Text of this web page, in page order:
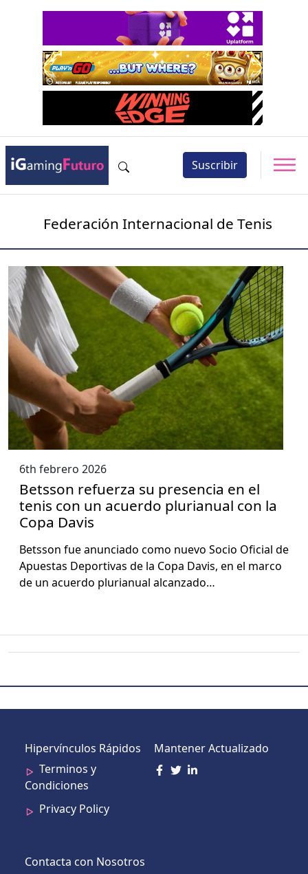
Suscribir
Federación Internacional de Tenis
6th febrero 2026
Betsson refuerza su presencia en el
tenis con un acuerdo plurianual con la
Copa Davis
Bets­son fue anun­ci­a­do como nue­vo Socio Ofi­cial de
Apues­tas Deporti­vas de la Copa Davis, en el mar­co
de un acuer­do pluri­an­u­al alcan­za­do…
Hipervínculos Rápidos
Terminos y
Condiciones
Privacy Policy
Mantener Actualizado
Contacta con Nosotros